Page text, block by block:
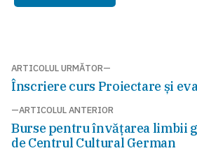
Navigare
în
articole
ARTICOLUL ANTERIOR
Articolul
anterior:
Burse pentru învățarea limbii
de Centrul Cultural German
ARTICOLUL URMĂTOR
Articolul
Înscriere curs Proiectare și